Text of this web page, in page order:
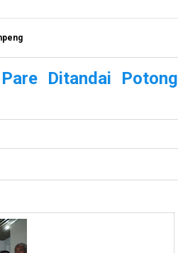
Ditandai Potong